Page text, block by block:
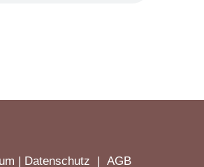
| Datenschutz |AGB